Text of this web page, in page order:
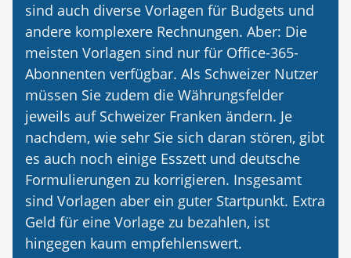
sind auch diverse Vorlagen für Budgets und
andere komplexere Rechnungen. Aber: Die
meisten Vorlagen sind nur für Office-365-
Abonnenten verfügbar. Als Schweizer Nutzer
müssen Sie zudem die Währungsfelder
jeweils auf Schweizer Franken ändern. Je
nachdem, wie sehr Sie sich daran stören, gibt
es auch noch einige Esszett und deutsche
Formulierungen zu korrigieren. Insgesamt
sind Vorlagen aber ein guter Startpunkt. Extra
Geld für eine Vorlage zu bezahlen, ist
hingegen kaum empfehlenswert.